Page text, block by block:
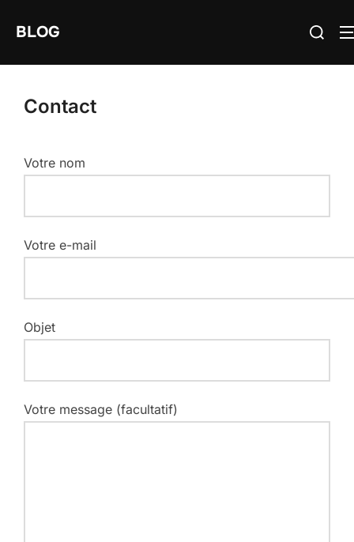
BLOG
Contact
Votre nom
Votre e-mail
Objet
Votre message (facultatif)